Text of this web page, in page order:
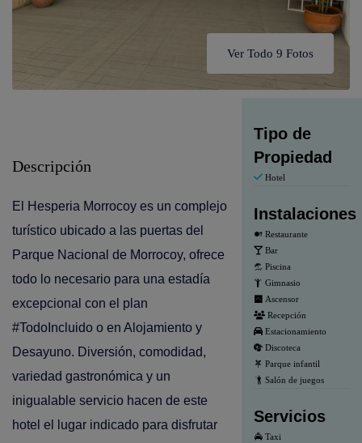
Ver Todo 9 Fotos
Descripción
El Hesperia Morrocoy es un complejo
turístico ubicado a las puertas del
Parque Nacional de Morrocoy, ofrece
todo lo necesario para una estadía
excepcional con el plan
#TodoIncluido o en Alojamiento y
Desayuno. Diversión, comodidad,
variedad gastronómica y un
inigualable servicio hacen de este
hotel el lugar indicado para disfrutar
Tipo de
Propiedad
Hotel
Instalaciones
Restaurante
Bar
Piscina
Gimnasio
Ascensor
Recepción
Estacionamiento
Discoteca
Parque infantil
Salón de juegos
Servicios
Taxi